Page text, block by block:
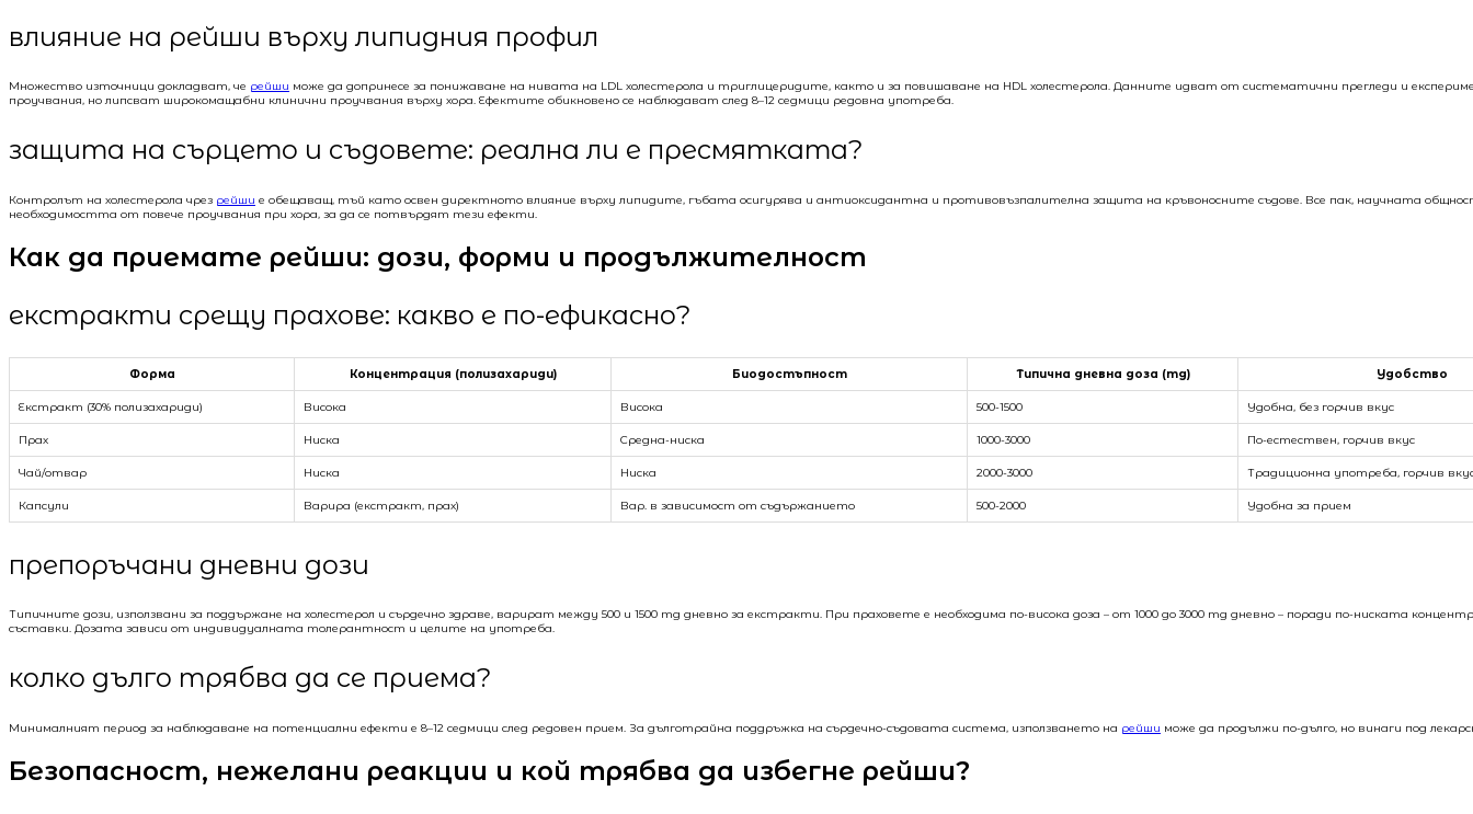
влияние на рейши върху липидния профил
Множество източници докладват, че рейши може да допринесе за понижаване на нивата на LDL холестерола и триглицеридите, както и за повишаване на HDL холестерола. Данните идват от систематични прегледи и
проучвания, но липсват широкомащабни клинични проучвания върху хора. Ефектите обикновено се наблюдават след 8–12 седмици редовна употреба.
защита на сърцето и съдовете: реална ли е пресмятката?
Контролът на холестерола чрез рейши е обещаващ, тъй като освен директното влияние върху липидите, гъбата осигурява и антиоксидантна и противовъзпалителна защита на кръвоносните съдове. Все пак, научната
необходимостта от повече проучвания при хора, за да се потвърдят тези ефекти.
Как да приемате рейши: дози, форми и продължителност
екстракти срещу прахове: какво е по-ефикасно?
Форма Концентрация (полизахариди) Биодостъпност Типична дневна доза (mg) Удобство
Екстракт (30% полизахариди) Висока Висока 500-1500 Удобна, без горчив вкус
Прах Ниска Средна-ниска 1000-3000 По-естествен, горчив вкус
Чай/отвар Ниска Ниска 2000-3000 Традиционна употреба, горчив
Капсули Варира (екстракт, прах) Вар. в зависимост от съдържанието 500-2000 Удобна за прием
препоръчани дневни дози
Типичните дози, използвани за поддържане на холестерол и сърдечно здраве, варират между 500 и 1500 mg дневно за екстракти. При праховете е необходима по-висока доза – от 1000 до 3000 mg дневно – поради по-ниската
съставки. Дозата зависи от индивидуалната толерантност и целите на употреба.
колко дълго трябва да се приема?
Минималният период за наблюдаване на потенциални ефекти е 8–12 седмици след редовен прием. За дълготрайна поддръжка на сърдечно-съдовата система, използването на рейши може да продължи по-дълго, но винаги под
Безопасност, нежелани реакции и кой трябва да избегне рейши?